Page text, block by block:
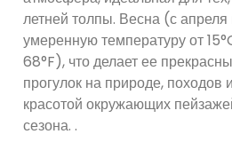
летней толпы. Весна (с
умеренную температуру от
68°F), что делает ее
прогулок на природе, походов
красотой окружающих
сезона. .